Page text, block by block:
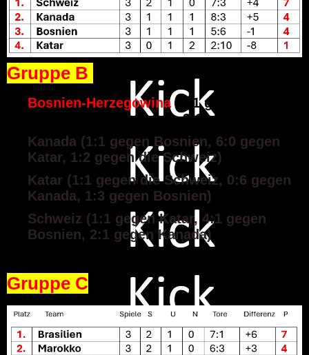
Gruppe B
Bosnien-Herzegowina(1:1 gegen Kanada,
1:4 gegen die Schweiz, 3:1 gegen Katar)
Kanada (1:1 gegen Bosnien, 6:0 gegen
Katar, 1:2 gegen die Schweiz)
Katar (1:1 gegen die Schweiz, 0:6 gegen
Kanada, 1:3 gegen Bosnien)
Schweiz (1:1 gegen Katar, 4:1 gegen
Bosnien, 2:1 gegen Kanada)
Gruppe C